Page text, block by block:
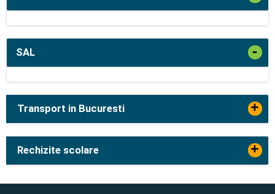
SAL -
Transport in Bucuresti +
Rechizite scolare +